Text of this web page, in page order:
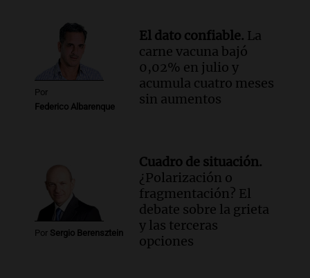
Episodios
Audio. El ministro de Economía de Santa
Fe relativiza el impacto del fallo sobre
jubilaciones en la provincia
Panorama Federal
Episodios
Por
Federico Albarenque
El dato confiable. La
carne vacuna bajó
0,02% en julio y
acumula cuatro meses
sin aumentos
Por Sergio Berensztein
Cuadro de situación.
¿Polarización o
fragmentación? El
debate sobre la grieta
y las terceras
opciones